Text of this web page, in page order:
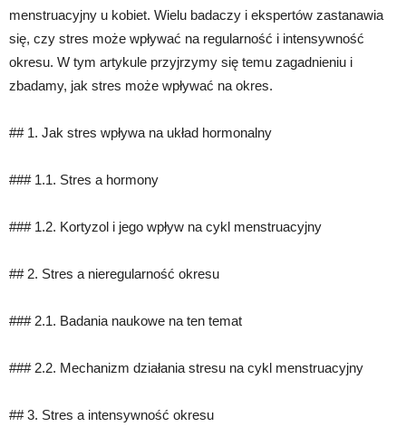
menstruacyjny u kobiet. Wielu badaczy i ekspertów zastanawia
się, czy stres może wpływać na regularność i intensywność
okresu. W tym artykule przyjrzymy się temu zagadnieniu i
zbadamy, jak stres może wpływać na okres.
## 1. Jak stres wpływa na układ hormonalny
### 1.1. Stres a hormony
### 1.2. Kortyzol i jego wpływ na cykl menstruacyjny
## 2. Stres a nieregularność okresu
### 2.1. Badania naukowe na ten temat
### 2.2. Mechanizm działania stresu na cykl menstruacyjny
## 3. Stres a intensywność okresu